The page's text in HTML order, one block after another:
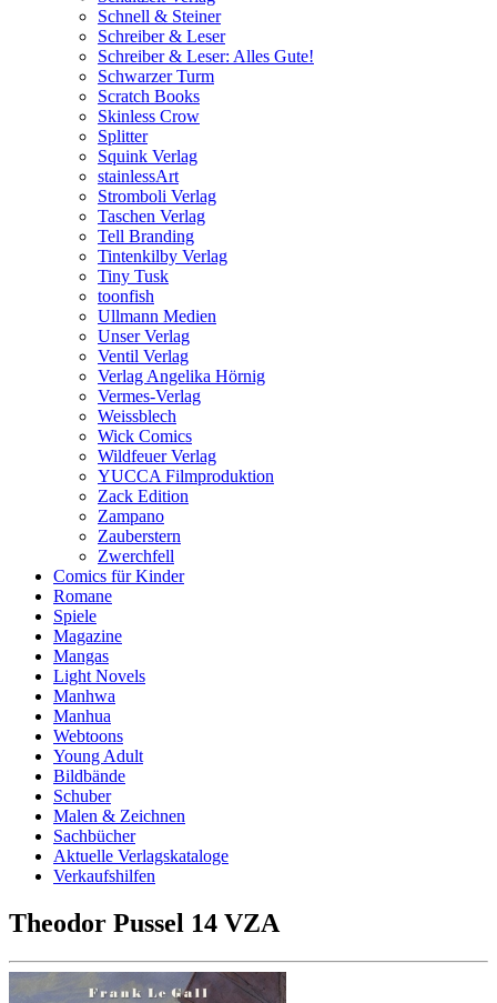
Schnell & Steiner
Schreiber & Leser
Schreiber & Leser: Alles Gute!
Schwarzer Turm
Scratch Books
Skinless Crow
Splitter
Squink Verlag
stainlessArt
Stromboli Verlag
Taschen Verlag
Tell Branding
Tintenkilby Verlag
Tiny Tusk
toonfish
Ullmann Medien
Unser Verlag
Ventil Verlag
Verlag Angelika Hörnig
Vermes-Verlag
Weissblech
Wick Comics
Wildfeuer Verlag
YUCCA Filmproduktion
Zack Edition
Zampano
Zauberstern
Zwerchfell
Comics für Kinder
Romane
Spiele
Magazine
Mangas
Light Novels
Manhwa
Manhua
Webtoons
Young Adult
Bildbände
Schuber
Malen & Zeichnen
Sachbücher
Aktuelle Verlagskataloge
Verkaufshilfen
Theodor Pussel 14 VZA